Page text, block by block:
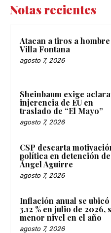
Notas recientes
Atacan a tiros a
Villa Fontana
agosto 7, 2026
Sheinbaum exige
injerencia de EU en
traslado de “El Mayo”
agosto 7, 2026
CSP descarta
política en detención de
Ángel Aguirre
agosto 7, 2026
Inflación anual se ubicó
3.12 % en julio de 2026,
menor nivel en el año
agosto 7, 2026